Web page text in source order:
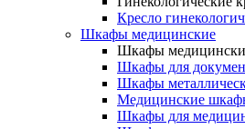
Кресло
Шкафы медицинские
Шкафы
Шкафы для
Шкафы
Медицинские
Шкафы для